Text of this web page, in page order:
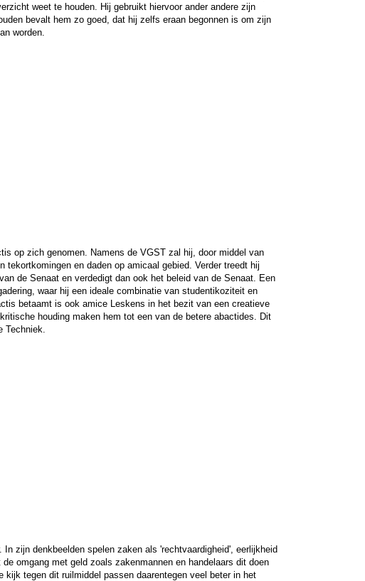
weet te houden. Hij gebruikt hiervoor ander andere zijn
bevalt hem zo goed, dat hij zelfs eraan begonnen is om zijn
worden.
op zich genomen. Namens de VGST zal hij, door middel van
tekortkomingen en daden op amicaal gebied. Verder treedt hij
de Senaat en verdedigt dan ook het beleid van de Senaat. Een
waar hij een ideale combinatie van studentikoziteit en
betaamt is ook amice Leskens in het bezit van een creatieve
houding maken hem tot een van de betere abactides. Dit
Techniek.
zijn denkbeelden spelen zaken als 'rechtvaardigheid', eerlijkheid
omgang met geld zoals zakenmannen en handelaars dit doen
tegen dit ruilmiddel passen daarentegen veel beter in het